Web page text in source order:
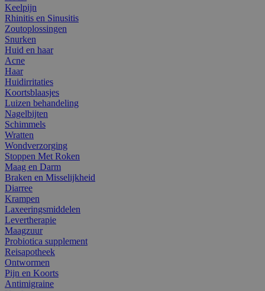
Keelpijn
Rhinitis en Sinusitis
Zoutoplossingen
Snurken
Huid en haar
Acne
Haar
Huidirritaties
Koortsblaasjes
Luizen behandeling
Nagelbijten
Schimmels
Wratten
Wondverzorging
Stoppen Met Roken
Maag en Darm
Braken en Misselijkheid
Diarree
Krampen
Laxeeringsmiddelen
Levertherapie
Maagzuur
Probiotica supplement
Reisapotheek
Ontwormen
Pijn en Koorts
Antimigraine